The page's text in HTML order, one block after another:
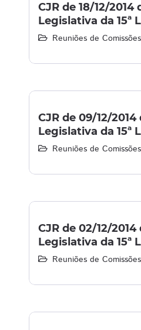
CJR de 18/12/2014
Legislativa da 15ª
Reuniões de Comissões
CJR de 09/12/2014
Legislativa da 15ª
Reuniões de Comissões
CJR de 02/12/2014
Legislativa da 15ª
Reuniões de Comissões